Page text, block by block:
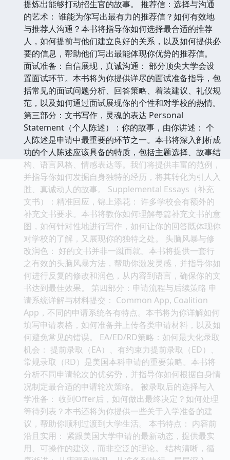
提炼出能够打动招生官的故事。 推荐信：选择与沟通
的艺术： 谁能为你写出最有力的推荐信？如何有效地
与推荐人沟通？本书将指导你如何选择最合适的推荐
人，如何提前与他们建立良好的关系，以及如何提供必
要的信息，帮助他们写出最能体现你优势的推荐信。
面试准备：自信展现，真诚沟通： 部分顶尖大学会设
置面试环节。本书将为你提供详尽的面试准备指导，包
括常见的面试问题分析、回答策略、着装建议、礼仪规
范，以及如何通过面试展现你的个性和对学校的热情。
第三部分：文书写作，灵魂的表达 Personal
Statement（个人陈述）：你的故事，由你讲述： 个
人陈述是申请中最重要的环节之一。本书将深入剖析成
功的个人陈述应该具备的特质，包括主题选择、故事结
构、语言风格、情感表达等。我们将提供丰富的范例，
并指导你如何发掘自身独特的经历，将其转化为引人入
胜、真诚动人的故事。 Supplemental Essays（补充
文书）：精准回应，锦上添花： 许多学校会有额外的
补充文书要求。本书将教你如何理解每篇补充文书的意
图，如何针对性地进行写作，如何让你的回答既体现你
对学校的了解，又展现你的独特之处。 头脑风暴与修
改润色： 好的文书并非一蹴而就。本书将提供一套行
之有效的头脑风暴方法，帮助你激发灵感，并指导你如
何进行反复的修改和润色，从内容到语言，确保你的文
书达到最佳效果。 第四部分：申请流程与后续策略 申
请系统详解与材料提交： Common App, Coalition
App，不同的申请系统各有特点。本书将为你详解如何
填写申请表格，如何准备并上传各类申请材料，以及如
何避免常见的错误。 EA/ED/RD策略：如何最大化录取
机会： 提前录取（EA）、有约束力提前录取（ED）、
常规录取（RD）是美国本科申请的重要策略。本书将
分析不同申请轮次的优劣势，并指导你如何根据自身情
况制定最合适的申请轮次策略。 被录取后的选择与入
学准备： 收到Offer后，如何做出最终决定？如何处理
等待列表？本书还将为你提供一些关于入学准备的建
议，帮助你顺利过渡到大学生活。 本书特点： 内容前
沿且实用： 紧跟美国大学申请的最新动态，提供最实
用、可操作的建议，而非空泛的理论。 结构清晰，循